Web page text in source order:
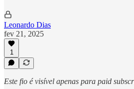
Leonardo Dias
fev 21, 2025
1
Este fio é visível apenas para paid